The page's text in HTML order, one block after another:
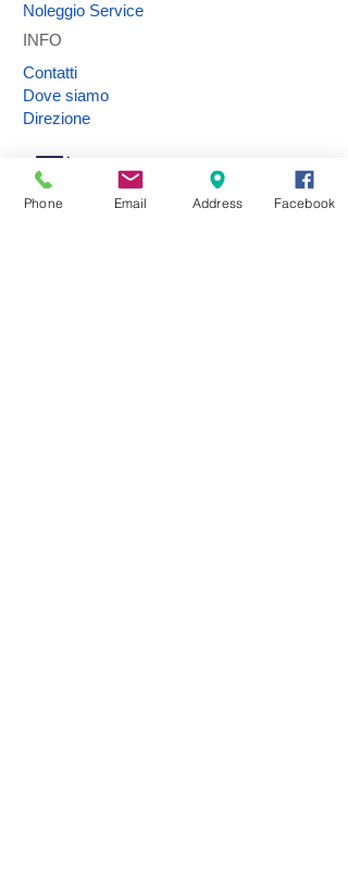
Noleggio Service
INFO
Contatti
Dove siamo
Direzione
Statuto Associazione
Phone Email Address Facebook